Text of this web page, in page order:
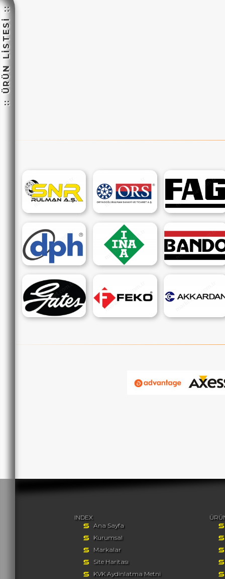
:: ÜRÜN LİSTESİ ::
INDEX
Ana Sayfa
Kurumsal
Markalar
Site Haritası
KVK Aydinlatma Metni